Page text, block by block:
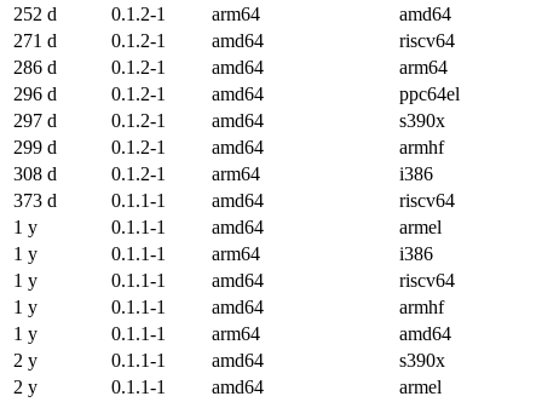
252 d
0.1.2-1 arm64
amd64
271 d
0.1.2-1 amd64
riscv64
286 d
0.1.2-1 amd64
arm64
296 d
0.1.2-1 amd64
ppc64el
297 d
0.1.2-1 amd64
s390x
299 d
0.1.2-1 amd64
armhf
308 d
0.1.2-1 arm64
i386
373 d
0.1.1-1 amd64
riscv64
1 y
0.1.1-1 amd64
armel
1 y
0.1.1-1 arm64
i386
1 y
0.1.1-1 amd64
riscv64
1 y
0.1.1-1 amd64
armhf
1 y
0.1.1-1 arm64
amd64
2 y
0.1.1-1 amd64
s390x
2 y
0.1.1-1 amd64
armel